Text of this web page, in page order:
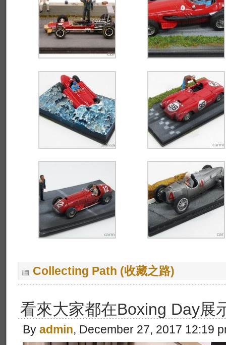
Collecting Path (收藏之路)
看來大家都在Boxing Day展
By admin, December 27, 2017 12:19